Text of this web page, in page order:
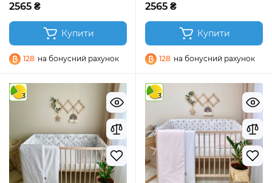
2565 ₴
Купити
128 на бонусний рахунок
2565 ₴
Купити
128 на бонусний рахунок
3 3